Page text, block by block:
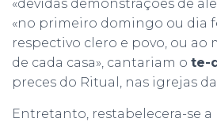
«devidas demonstrações de
«no primeiro domingo ou dia
respectivo clero e povo, ou ao
de cada casa», cantariam o te-
preces do Ritual, nas igrejas
Entretanto, restabelecera-se